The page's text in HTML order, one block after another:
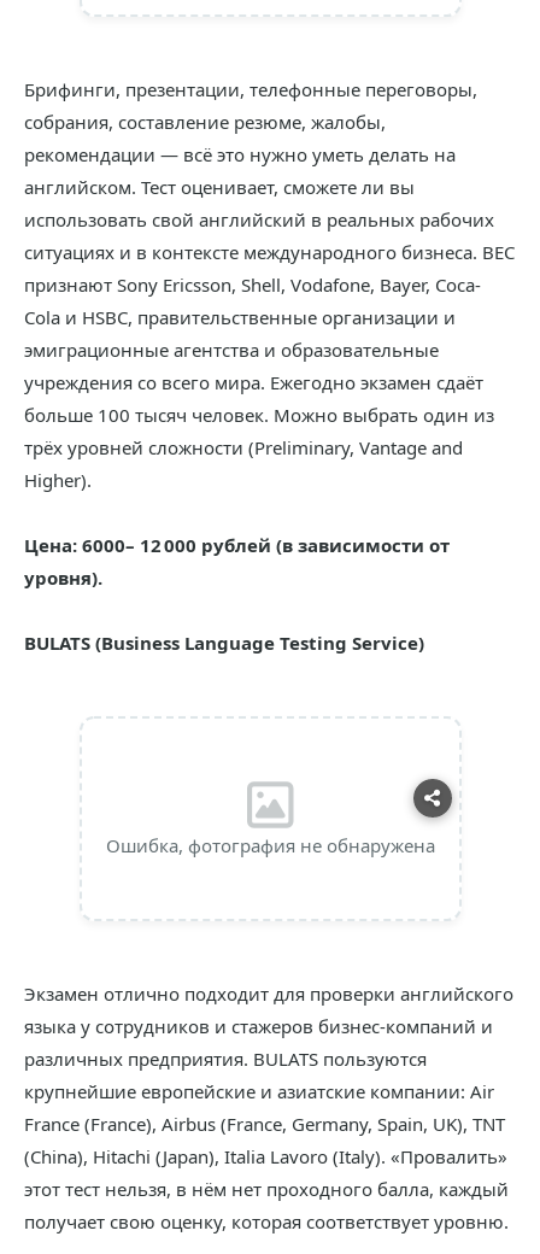
Брифинги, презентации, телефонные переговоры,
собрания, составление резюме, жалобы,
рекомендации — всё это нужно уметь делать на
английском. Тест оценивает, сможете ли вы
использовать свой английский в реальных рабочих
ситуациях и в контексте международного бизнеса. BEC
признают Sony Ericsson, Shell, Vodafone, Bayer, Coca-
Cola и HSBC, правительственные организации и
эмиграционные агентства и образовательные
учреждения со всего мира. Ежегодно экзамен сдаёт
больше 100 тысяч человек. Можно выбрать один из
трёх уровней сложности (Preliminary, Vantage and
Higher).
Цена: 6000– 12 000 рублей (в зависимости от
уровня).
BULATS (Business Language Testing Service)
Ошибка, фотография не обнаружена
Экзамен отлично подходит для проверки английского
языка у сотрудников и стажеров бизнес-компаний и
различных предприятия. BULATS пользуются
крупнейшие европейские и азиатские компании: Air
France (France), Airbus (France, Germany, Spain, UK), TNT
(China), Hitachi (Japan), Italia Lavoro (Italy). «Провалить»
этот тест нельзя, в нём нет проходного балла, каждый
получает свою оценку, которая соответствует уровню.